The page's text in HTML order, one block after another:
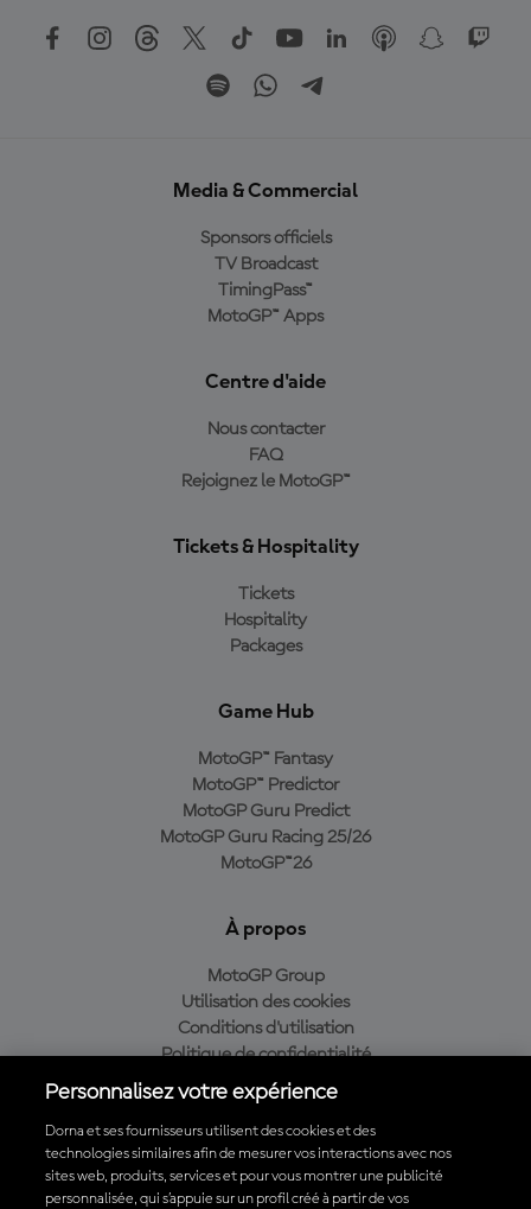
Media & Commercial
Sponsors officiels
TV Broadcast
TimingPass™
MotoGP™ Apps
Centre d'aide
Nous contacter
FAQ
Rejoignez le MotoGP™
Tickets & Hospitality
Tickets
Hospitality
Packages
Game Hub
MotoGP™ Fantasy
MotoGP™ Predictor
MotoGP Guru Predict
MotoGP Guru Racing 25/26
MotoGP™26
À propos
MotoGP Group
Utilisation des cookies
Conditions d'utilisation
Politique de confidentialité
Politique d’achat
Télécharger l'appli officielle du MotoGP™
Personnalisez votre expérience
Dorna et ses fournisseurs utilisent des cookies et des
technologies similaires afin de mesurer vos interactions avec nos
sites web, produits, services et pour vous montrer une publicité
personnalisée, qui s’appuie sur un profil créé à partir de vos